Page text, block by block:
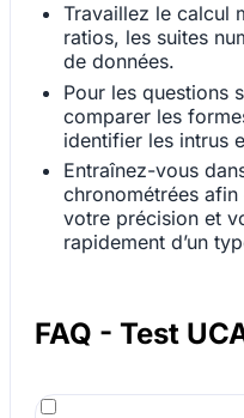
Travaillez le calcul
ratios, les suites
de données.
Pour les questions
comparer les
identifier les intrus
Entraînez-vous
chronométrées afin
votre précision et
rapidement d’un
FAQ - Test